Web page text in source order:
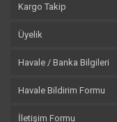
Kargo Takip
Üyelik
Havale / Banka Bilgileri
Havale Bildirim Formu
İletişim Formu